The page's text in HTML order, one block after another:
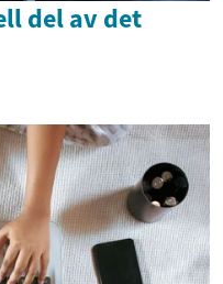
del av det